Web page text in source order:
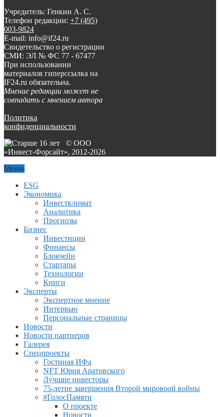
Учредитель: Генкин А. С.
Телефон редакции: +7 (495)
003-9824
E-mail: info@if24.ru
Свидетельство о регистрации
СМИ: ЭЛ № ФС 77 - 67477
При использовании
материалов гиперссылка на
IF24.ru обязательна.
Мнение редакции может не
совпадать с мнением автора
Политика
конфиденциальности
© ООО
«Инвест-Форсайт», 2012-2026
Меню
ESG
Экономика
Инвестклимат
Аналитика
Прогнозы
Бизнес
Инвестиции
Финансы
Блокчейн
Стартапы
Технологии
Книги
Эксперты
Экспертное мнение
Интервью
Персональные страницы
Новости
Новости партнеров
Галерея
Спецпроекты
Гостиная ИФа
NFT Юрия Аратовского
Лучшие инвесторы
75-летие завершения Второй мировоой войны
#ГолосПамяти
О проекте
Новости